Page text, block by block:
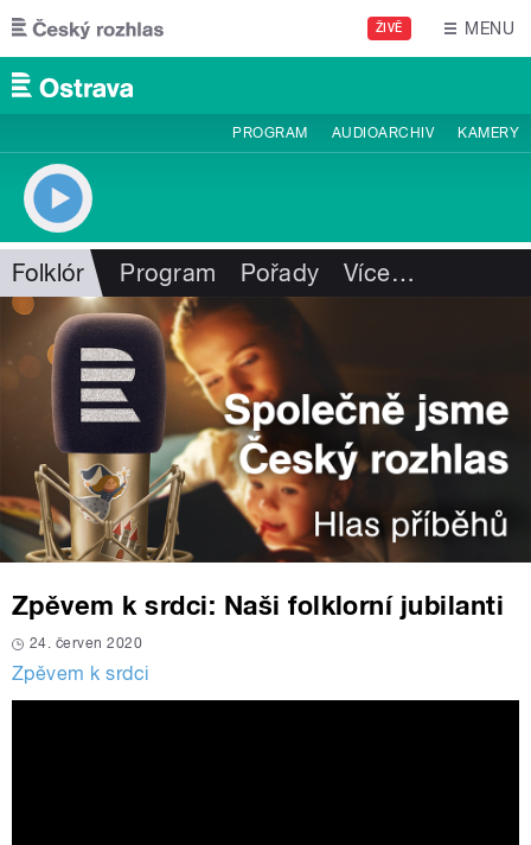
Přejít k hlavnímu obsahu
ŽIVĚ MENU
PROGRAM AUDIOARCHIV KAMERY
Folklór Program Pořady Více…
Zpěvem k srdci: Naši folklorní jubilanti
24. červen 2020
Zpěvem k srdci